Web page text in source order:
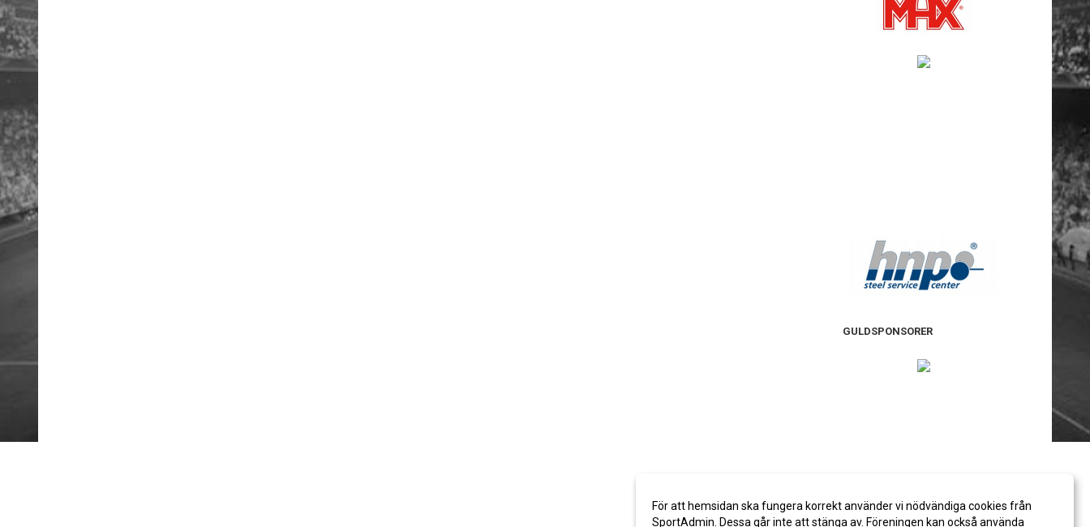
GULDSPONSORER
För att hemsidan ska fungera korrekt använder vi nödvändiga cookies från
SportAdmin. Dessa går inte att stänga av. Föreningen kan också använda